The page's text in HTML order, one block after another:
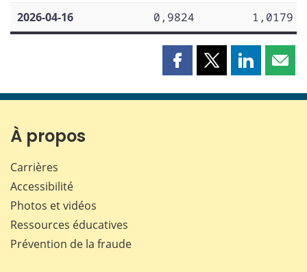
2026-04-16
0,9824 1,0179
Partager
page
Partager
page
Partager
page page
À propos
Carrières
Accessibilité
Photos et vidéos
Ressources éducatives
Prévention de la fraude